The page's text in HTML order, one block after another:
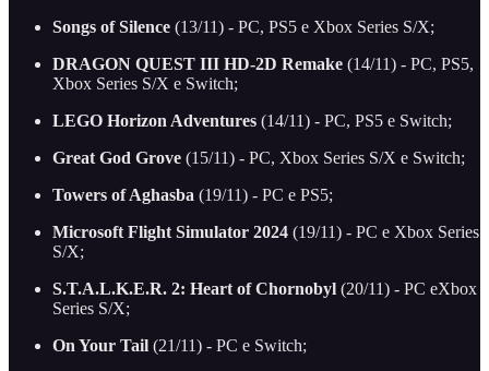
Songs of Silence (13/11) - PC, PS5 e Xbox Series S/X;
DRAGON QUEST III HD-2D Remake (14/11) - PC, PS5,
Xbox Series S/X e Switch;
LEGO Horizon Adventures (14/11) - PC, PS5 e Switch;
Great God Grove (15/11) - PC, Xbox Series S/X e Switch;
Towers of Aghasba (19/11) - PC e PS5;
Microsoft Flight Simulator 2024 (19/11) - PC e Xbox Series
S/X;
S.T.A.L.K.E.R. 2: Heart of Chornobyl (20/11) - PC eXbox
Series S/X;
On Your Tail (21/11) - PC e Switch;